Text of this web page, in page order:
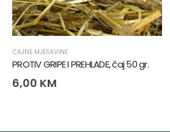
ČAJNE MJEŠAVINE
PROTIV GRIPE I PREHLADE, čaj 50 gr.
6,00 KM